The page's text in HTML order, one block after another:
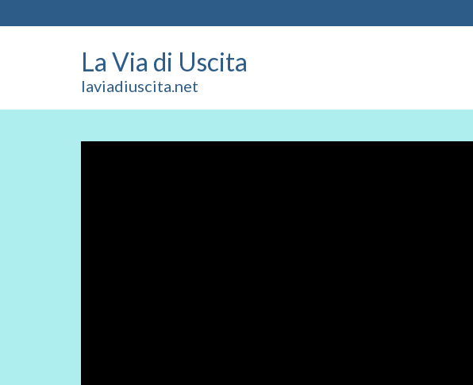
La Via di Uscita
laviadiuscita.net